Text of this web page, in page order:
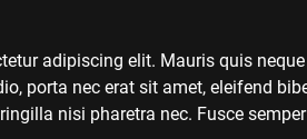
adipiscing elit. Mauris quis
porta nec erat sit amet, eleifend
nisi pharetra nec. Fusce